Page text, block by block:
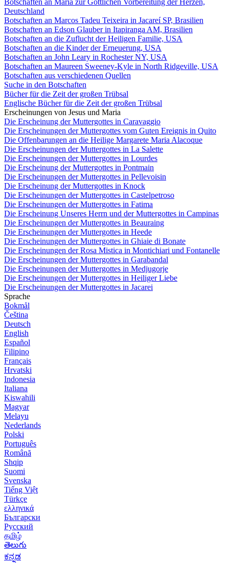
Deutschland
Botschaften an Marcos Tadeu Teixeira in Jacareí SP, Brasilien
Botschaften an Edson Glauber in Itapiranga AM, Brasilien
Botschaften an die Zuflucht der Heiligen Familie, USA
Botschaften an die Kinder der Erneuerung, USA
Botschaften an John Leary in Rochester NY, USA
Botschaften an Maureen Sweeney-Kyle in North Ridgeville, USA
Botschaften aus verschiedenen Quellen
Suche in den Botschaften
Bücher für die Zeit der großen Trübsal
Englische Bücher für die Zeit der großen Trübsal
Erscheinungen von Jesus und Maria
Die Erscheinung der Muttergottes in Caravaggio
Die Erscheinungen der Muttergottes vom Guten Ereignis in Quito
Die Offenbarungen an die Heilige Margarete Maria Alacoque
Die Erscheinungen der Muttergottes in La Salette
Die Erscheinungen der Muttergottes in Lourdes
Die Erscheinung der Muttergottes in Pontmain
Die Erscheinungen der Muttergottes in Pellevoisin
Die Erscheinung der Muttergottes in Knock
Die Erscheinungen der Muttergottes in Castelpetroso
Die Erscheinungen der Muttergottes in Fatima
Die Erscheinung Unseres Herrn und der Muttergottes in Campinas
Die Erscheinungen der Muttergottes in Beauraing
Die Erscheinungen der Muttergottes in Heede
Die Erscheinungen der Muttergottes in Ghiaie di Bonate
Die Erscheinungen der Rosa Mistica in Montichiari und Fontanelle
Die Erscheinungen der Muttergottes in Garabandal
Die Erscheinungen der Muttergottes in Medjugorje
Die Erscheinungen der Muttergottes in Heiliger Liebe
Die Erscheinungen der Muttergottes in Jacarei
Sprache
Bokmål
Čeština
Deutsch
English
Español
Filipino
Français
Hrvatski
Indonesia
Italiana
Kiswahili
Magyar
Melayu
Nederlands
Polski
Português
Română
Shqip
Suomi
Svenska
Tiếng Việt
Türkçe
ελληνικά
Български
Русский
தமிழ்
తెలుగు
ಕನ್ನಡ